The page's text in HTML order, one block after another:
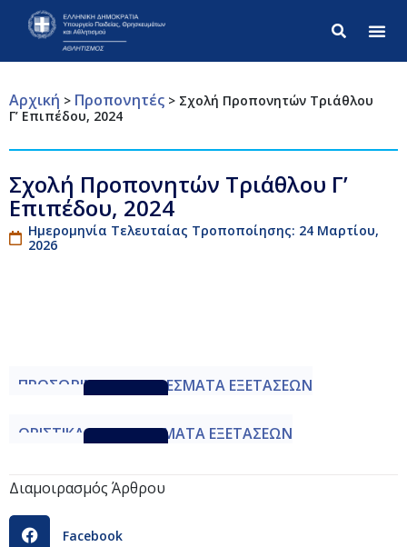
Αρχική > Προπονητές > Σχολή Προπονητών Τριάθλου
Γ’ Επιπέδου, 2024
Σχολή Προπονητών Τριάθλου Γ’
Επιπέδου, 2024
Ημερομηνία Τελευταίας Τροποποίησης: 24 Μαρτίου,
2026
ΠΡΟΣΩΡΙΝΑ ΑΠΟΤΕΛΕΣΜΑΤΑ ΕΞΕΤΑΣΕΩΝ
ΟΡΙΣΤΙΚΑ ΑΠΟΤΕΛΕΣΜΑΤΑ ΕΞΕΤΑΣΕΩΝ
Διαμοιρασμός Άρθρου
Facebook